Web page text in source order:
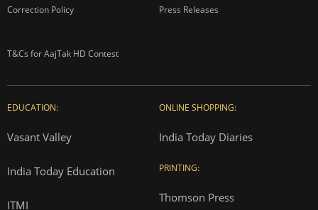
Correction Policy Press Releases
T&Cs for AajTak HD Contest
EDUCATION:
Vasant Valley
India Today Education
ITMI
ONLINE SHOPPING:
India Today Diaries
PRINTING:
Thomson Press